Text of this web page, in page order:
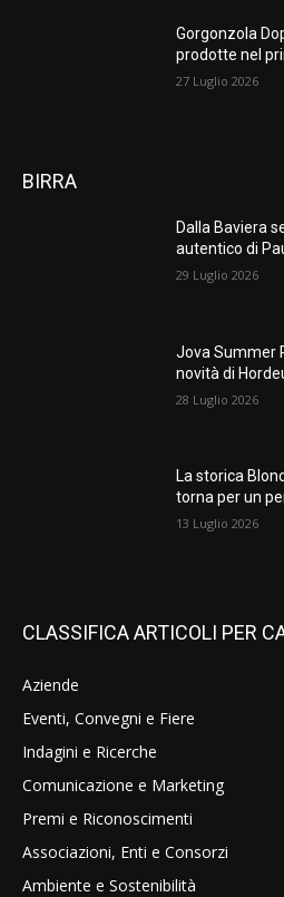
Gorgonzola
prodotte nel
27 Luglio 2026
BIRRA
Dalla Baviera
autentico di
29 Luglio 2026
Jova Summer
novità di
28 Luglio 2026
La storica
torna per un
13 Luglio 2026
CLASSIFICA ARTICOLI PER
Aziende
Eventi, Convegni e Fiere
Indagini e Ricerche
Comunicazione e Marketing
Premi e Riconoscimenti
Associazioni, Enti e Consorzi
Ambiente e Sostenibilità